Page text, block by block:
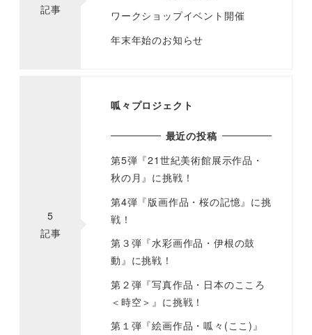
記事
ワークショップイベント開催
年末年始のお知らせ
5
記事
呱々プロジェクト
最近の投稿
第5弾『21世紀美術館展示作品・
秋の月』に挑戦！
第4弾『版画作品・桜の記憶』に挑
戦！
第３弾『水彩画作品・伊根の鼓
動』に挑戦！
第２弾『写真作品・日本のこころ
＜時空＞』に挑戦！
第１弾『絵画作品・呱々(ここ)』